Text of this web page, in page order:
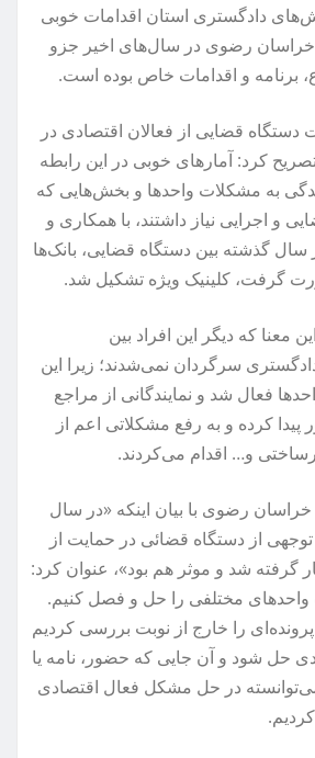
دادگستری استان اقدامات خوبی
خراسان رضوی در سال‌های اخیر جزو
برنامه و اقدامات خاص بوده است.
دستگاه قضایی از فعالان اقتصادی در
کرد: آمارهای خوبی در این رابطه
به مشکلات واحدها و بخش‌هایی که
و اجرایی نیاز داشتند، با همکاری و
گذشته بین دستگاه قضایی، بانک‌ها
گرفت، کلینیک ویژه تشکیل شد.
معنا که دیگر این افراد بین
دادگستری سرگردان نمی‌شدند؛ زیرا این
فعال شد و نمایندگانی از مراجع
کرده و به رفع مشکلاتی اعم از
و… اقدام می‌کردند.
رضوی با بیان اینکه «در سال
از دستگاه قضائی در حمایت از
گرفته شد و موثر هم بود»، عنوان کرد:
واحدهای مختلفی را حل و فصل کنیم.
پرونده‌ای را خارج از نوبت بررسی کردیم
حل شود و آن جایی که حضور، نامه یا
در حل مشکل فعال اقتصادی